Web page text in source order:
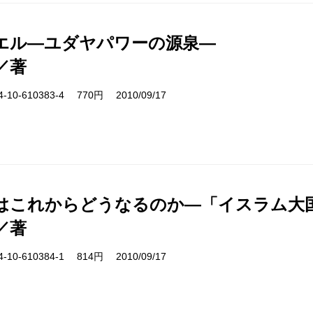
ル―ユダヤパワーの源泉―
著
10-610383-4 770円 2010/09/17
これからどうなるのか―「イスラム大
著
10-610384-1 814円 2010/09/17